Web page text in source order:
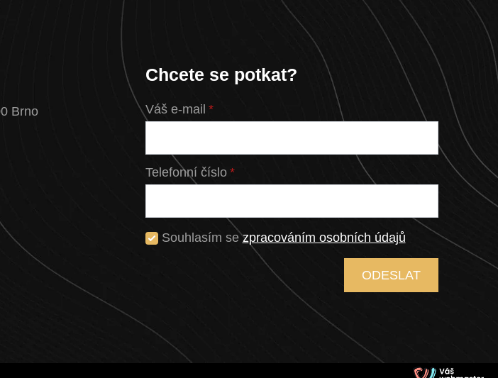
Brno
Chcete se potkat?
Váš e-mail *
Telefonní číslo *
Souhlasím sezpracováním osobních údajů
ODESLAT